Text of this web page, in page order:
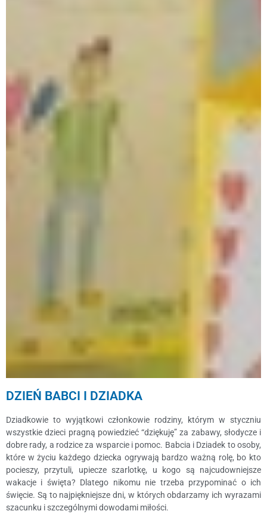
DZIEŃ BABCI I DZIADKA
Dziadkowie to wyjątkowi członkowie rodziny, którym w styczniu
wszystkie dzieci pragną powiedzieć “dziękuję” za zabawy, słodycze i
dobre rady, a rodzice za wsparcie i pomoc. Babcia i Dziadek to osoby,
które w życiu każdego dziecka ogrywają bardzo ważną rolę, bo kto
pocieszy, przytuli, upiecze szarlotkę, u kogo są najcudowniejsze
wakacje i święta? Dlatego nikomu nie trzeba przypominać o ich
święcie. Są to najpiękniejsze dni, w których obdarzamy ich wyrazami
szacunku i szczególnymi dowodami miłości.